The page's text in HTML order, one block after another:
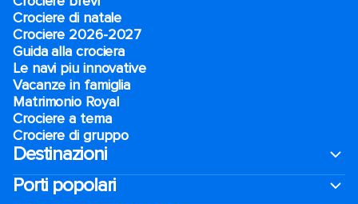
Crociere di natale​
Crociere 2026-2027
Guida alla crociera
Le navi piu innovative
Vacanze in famiglia
Matrimonio Royal
Crociere a tema
Crociere di gruppo
Destinazioni
Porti popolari